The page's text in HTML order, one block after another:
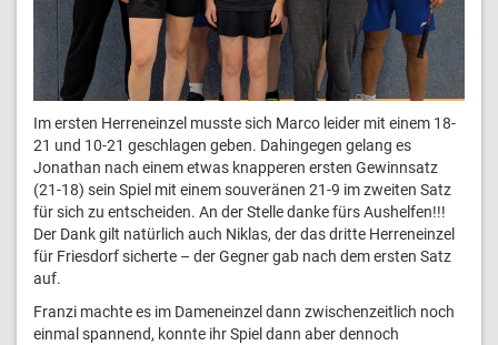
Im ersten Herreneinzel musste sich Marco leider mit einem 18-
21 und 10-21 geschlagen geben. Dahingegen gelang es
Jonathan nach einem etwas knapperen ersten Gewinnsatz
(21-18) sein Spiel mit einem souveränen 21-9 im zweiten Satz
für sich zu entscheiden. An der Stelle danke fürs Aushelfen!!!
Der Dank gilt natürlich auch Niklas, der das dritte Herreneinzel
für Friesdorf sicherte – der Gegner gab nach dem ersten Satz
auf.
Franzi machte es im Dameneinzel dann zwischenzeitlich noch
einmal spannend, konnte ihr Spiel dann aber dennoch